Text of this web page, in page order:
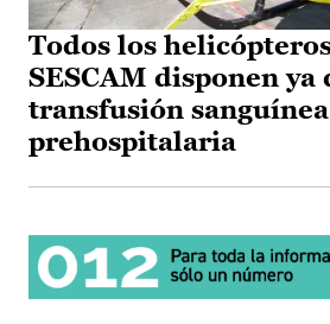
Todos los
SESCAM disponen ya
transfusión sanguínea
prehospitalaria